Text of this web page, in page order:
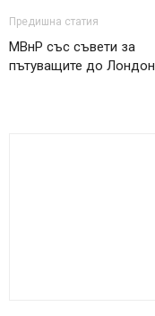
Предишна статия
МВнР със съвети за
пътуващите до Лондон